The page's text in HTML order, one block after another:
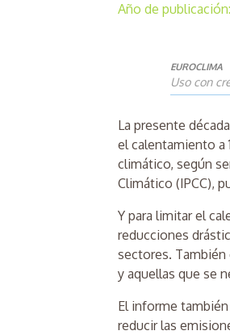
Año de
EUROCLIMA
Uso con
La presente
el calentamiento a
climático, según
Climático (IPCC),
Y para limitar el
reducciones
sectores. También
y aquellas que se
El informe
reducir las